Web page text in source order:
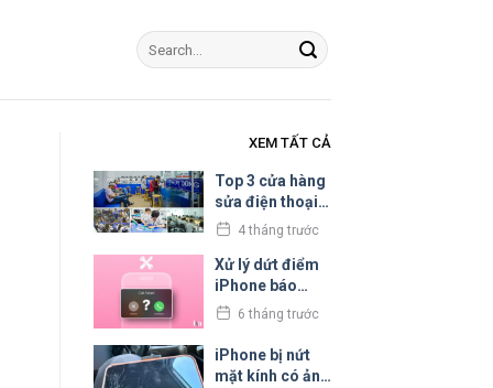
XEM TẤT CẢ
Top 3 cửa hàng
sửa điện thoại
iPhone uy tín tại
4 tháng trước
Xử lý dứt điểm
iPhone báo
cuộc gọi bị hủy
6 tháng trước
iPhone bị nứt
mặt kính có ảnh